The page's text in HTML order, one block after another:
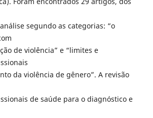
segundo as categorias: “o
de violência” e “limites e
da violência de gênero”. A revisão
de saúde para o diagnóstico e